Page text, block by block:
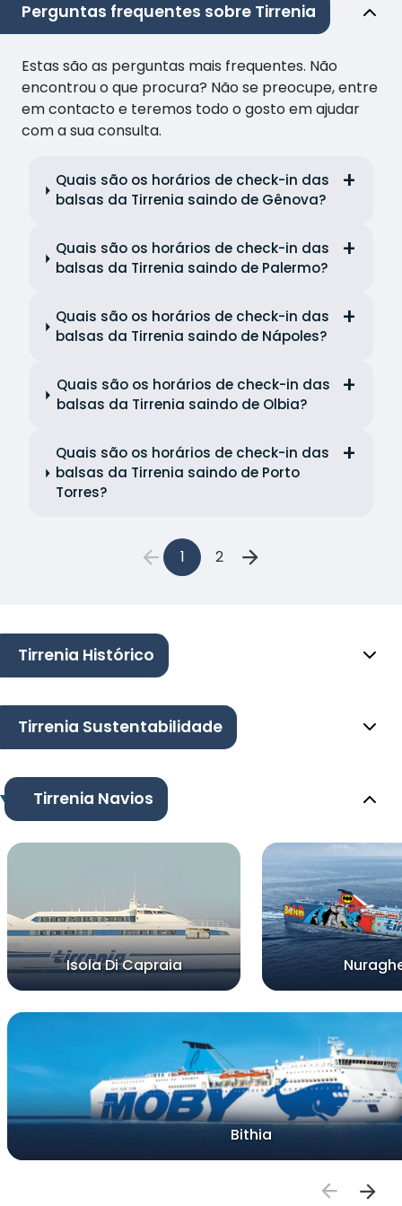
Perguntas frequentes sobre Tirrenia
Estas são as perguntas mais frequentes. Não
encontrou o que procura? Não se preocupe, entre
em contacto e teremos todo o gosto em ajudar
com a sua consulta.
Quais são os horários de check-in das
balsas da Tirrenia saindo de Gênova?
Quais são os horários de check-in das
balsas da Tirrenia saindo de Palermo?
Quais são os horários de check-in das
balsas da Tirrenia saindo de Nápoles?
Quais são os horários de check-in das
balsas da Tirrenia saindo de Olbia?
Quais são os horários de check-in das
balsas da Tirrenia saindo de Porto
Torres?
1 2
Tirrenia Histórico
Tirrenia Sustentabilidade
Tirrenia Navios
Isola Di Capraia
Bithia